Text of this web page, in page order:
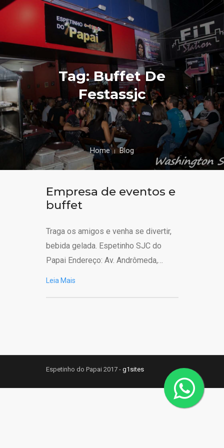
Tag: Buffet De
Festassjc
Home Blog
Empresa de eventos e
buffet
Traga os amigos e venha se divertir,
bebida gelada. Espetinho SJC do
Papai Endereço: Av. Andrômeda,…
Leia Mais
Espetinho do Papai 2017 - g1sites